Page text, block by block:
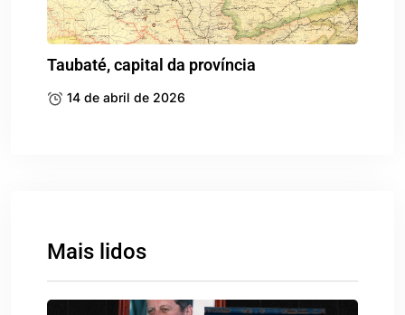
Taubaté, capital da província
14 de abril de 2026
Mais lidos